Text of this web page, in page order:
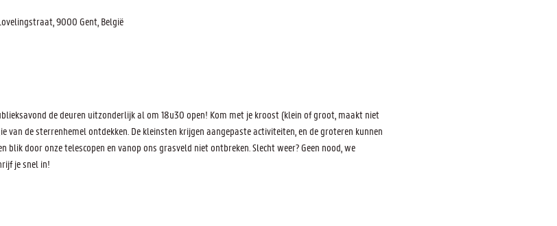
9000 Gent, België
de deuren uitzonderlijk al om 18u30 open! Kom met je kroost (klein of groot, maakt niet
van de sterrenhemel ontdekken. De kleinsten krijgen aangepaste activiteiten, en de groteren kunnen
blik door onze telescopen en vanop ons grasveld niet ontbreken. Slecht weer? Geen nood, we
je snel in!